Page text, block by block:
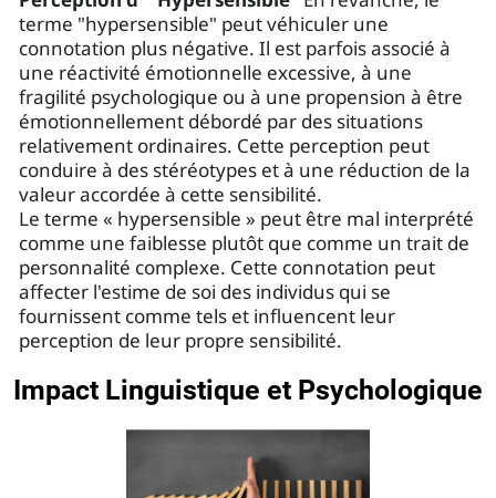
terme "hypersensible" peut véhiculer une
connotation plus négative. Il est parfois associé à
une réactivité émotionnelle excessive, à une
fragilité psychologique ou à une propension à être
émotionnellement débordé par des situations
relativement ordinaires. Cette perception peut
conduire à des stéréotypes et à une réduction de la
valeur accordée à cette sensibilité.
Le terme « hypersensible » peut être mal interprété
comme une faiblesse plutôt que comme un trait de
personnalité complexe. Cette connotation peut
affecter l'estime de soi des individus qui se
fournissent comme tels et influencent leur
perception de leur propre sensibilité.
Impact Linguistique et Psychologique